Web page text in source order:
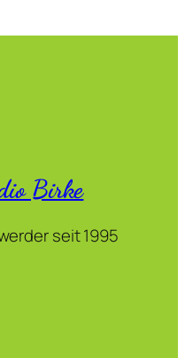
Birke
seit 1995